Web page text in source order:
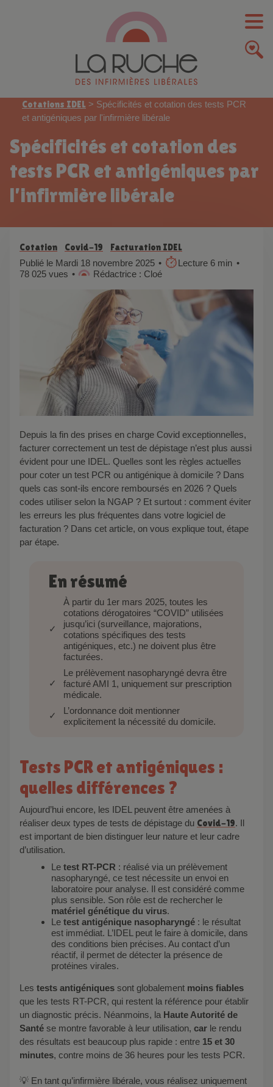
Cotations IDEL > Spécificités et cotation des tests PCR
et antigéniques par l'infirmière libérale
Spécificités et cotation des
tests PCR et antigéniques par
l’infirmière libérale
Cotation Covid-19
Facturation IDEL
Publié le Mardi 18 novembre 2025
Lecture 6 min
78 025 vues
Rédactrice : Cloé
Depuis la fin des prises en charge Covid exceptionnelles,
facturer correctement un test de dépistage n’est plus aussi
évident pour une IDEL. Quelles sont les règles actuelles
pour coter un test PCR ou antigénique à domicile ? Dans
quels cas sont-ils encore remboursés en 2026 ? Quels
codes utiliser selon la NGAP ? Et surtout : comment éviter
les erreurs les plus fréquentes dans votre logiciel de
facturation ? Dans cet article, on vous explique tout, étape
par étape.
En résumé
À partir du 1er mars 2025, toutes les
cotations dérogatoires “COVID” utilisées
jusqu’ici (surveillance, majorations,
cotations spécifiques des tests
antigéniques, etc.) ne doivent plus être
facturées.
Le prélèvement nasopharyngé devra être
facturé AMI 1, uniquement sur prescription
médicale.
L’ordonnance doit mentionner
explicitement la nécessité du domicile.
Tests PCR et antigéniques :
quelles différences ?
Aujourd’hui encore, les IDEL peuvent être amenées à
réaliser deux types de tests de dépistage du Covid-19. Il
est important de bien distinguer leur nature et leur cadre
d’utilisation.
Le test RT-PCR : réalisé via un prélèvement
nasopharyngé, ce test nécessite un envoi en
laboratoire pour analyse. Il est considéré comme
plus sensible. Son rôle est de rechercher le
matériel génétique du virus.
Le test antigénique nasopharyngé : le résultat
est immédiat. L’IDEL peut le faire à domicile, dans
des conditions bien précises. Au contact d’un
réactif, il permet de détecter la présence de
protéines virales.
Les tests antigéniques sont globalement moins fiables
que les tests RT-PCR, qui restent la référence pour établir
un diagnostic précis. Néanmoins, la Haute Autorité de
Santé se montre favorable à leur utilisation, car le rendu
des résultats est beaucoup plus rapide : entre 15 et 30
minutes, contre moins de 36 heures pour les tests PCR.
💡 En tant qu’infirmière libérale, vous réalisez uniquement